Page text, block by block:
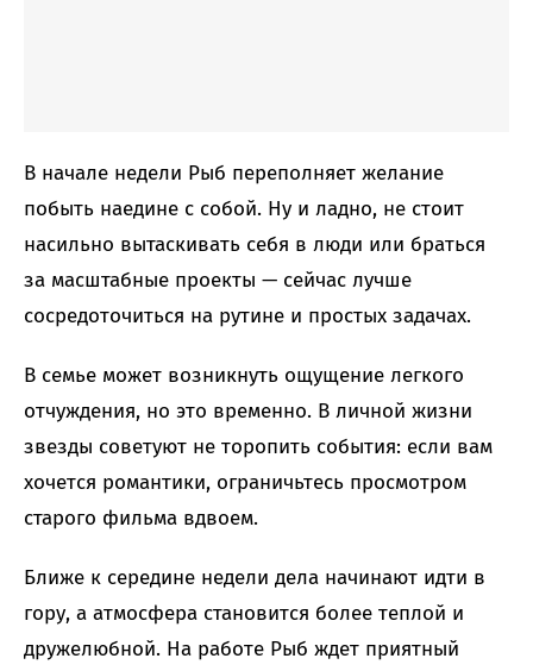
В начале недели Рыб переполняет желание
побыть наедине с собой. Ну и ладно, не стоит
насильно вытаскивать себя в люди или браться
за масштабные проекты — сейчас лучше
сосредоточиться на рутине и простых задачах.
В семье может возникнуть ощущение легкого
отчуждения, но это временно. В личной жизни
звезды советуют не торопить события: если вам
хочется романтики, ограничьтесь просмотром
старого фильма вдвоем.
Ближе к середине недели дела начинают идти в
гору, а атмосфера становится более теплой и
дружелюбной. На работе Рыб ждет приятный